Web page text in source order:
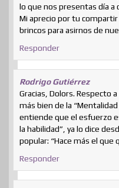
lo que nos presentas día a
Mi aprecio por tu
brincos para asirnos de
Responder
Rodrigo Gutiérrez
Gracias, Dolors. Respecto
más bien de la
entiende que el esfuerzo
la habilidad”, ya lo dice
popular: “Hace más el que
Responder